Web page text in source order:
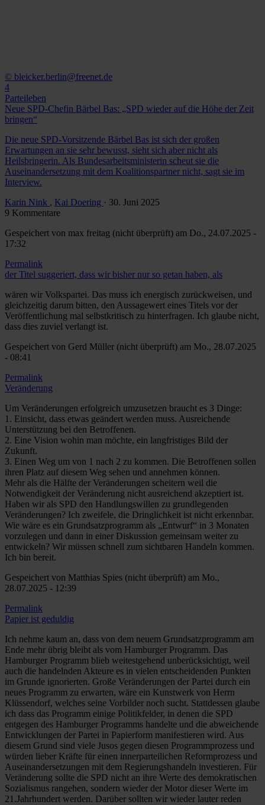
© bleicker.berlin@freenet.de
4
Parteileben
Neue SPD-Chefin Bärbel Bas: „SPD wieder auf die Höhe der Zeit
bringen“
Die neue SPD-Vorsitzende Bärbel Bas ist sich der großen
Erwartungen an sie sehr bewusst, sieht sich aber nicht als
Heilsbringerin. Als Bundesarbeitsministerin scheut sie die
Auseinandersetzung mit dem Koalitionspartner nicht, sagt sie im
Interview.
Karin Nink , Kai Doering · 30. Juni 2025
9 Kommentare
Gespeichert von max freitag (nicht überprüft) am Do., 24.07.2025 -
17:32
Permalink
der Titel suggeriert, dass wir bisher nur so getan haben, als
wären wir Volkspartei. Das muss ich energisch zurückweisen, und
gleichzeitig darum bitten, den Aussagewert eines Titels vor der
Veröffentlichung mal selbstkritisch zu hinterfragen. Ich glaube nicht,
dass dies zuviel verlangt ist.
Gespeichert von Gerd Müller (nicht überprüft) am Mo., 28.07.2025
- 08:41
Permalink
Veränderung
Um Veränderungen erfolgreich umzusetzen braucht es 3 Dinge:
1. Einsicht, dass etwas geändert werden muss. Ausreichende
Unterstützung bei den Betroffenen.
2. Eine Vision wohin man möchte, ein langfristiges Bild der
Zukunft.
3. Einen Weg um von 1 nach 2 zu kommen. Die Betroffenen sollen
ihren Platz auf diesem Weg sehen und annehmen können.
Mehr als die Hälfte der Veränderungen scheitern weil die
Notwendigkeit der Veränderung nicht ausreichend akzeptiert ist.
Haben wir als SPD den Handlungswillen zu grundlegenden
Veränderungen? Ich zweifele, die Dringlichkeit ist nicht erkennbar.
Wie wäre es ein Grundsatzprogramm als „Entwurf“ in 3 Monaten
vorzulegen und dann in einer Diskussion gemeinsam weiter zu
entwickeln? Wir müssen schnell zum sichtbaren Handeln kommen.
Ich bin bereit.
Gespeichert von Matthias Spies (nicht überprüft) am Mo.,
28.07.2025 - 12:39
Antwort
Veränderung
von
Gerd
Müller
(nicht
überprüft)
Permalink
Papier ist geduldig
Ich nehme kaum an, dass von dem neuem Grundsatzprogramm am
Ende mehr übrig bleibt als vom Hamburger Programm. Das
Hamburger Programm blieb weitestgehend unberücksichtigt, weil
auch die handelnden Akteure es in vielen entscheidenden Punkten
im Grunde ignorierten. Große Veränderungen der Partei durch ein
neues Programm zu erwarten, wäre ein Kunstwerk von Herrn
Klüssendorf, welches seine Vorbilder noch sucht. Stattdessen glaube
ich dass das Programm einige Politikfelder, in denen die SPD
entgegen des Hamburger Programms handelte und die abweichende
Entwicklungen der Partei in Papierform manifestieren wird. Aus
diesem Grund sind viele Jusos gegen diesen Programmprozess und
würden lieber Kräfte für einen innerparteilichen Reformprozess und
Auseinandersetzungen mit dem Regierungshandeln investieren. Für
Veränderung sollte die SPD nicht an ihre Werte des demokratischen
Sozialismus rangehen, sondern wieder der Motor dieser Werte im
21.Jahrhundert werden. Darüber sollten wir wieder lauter reden